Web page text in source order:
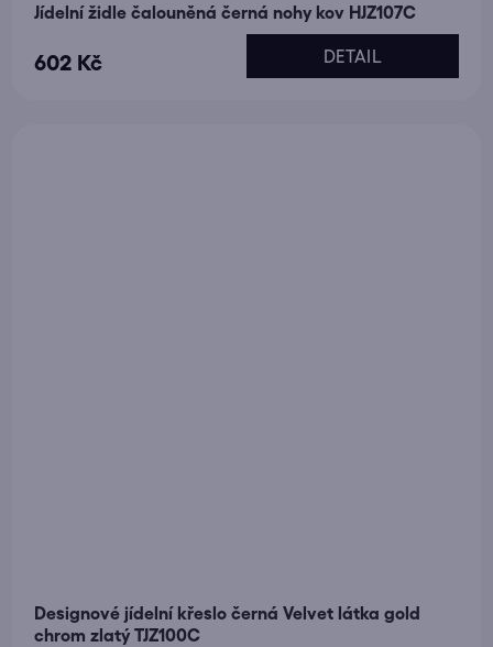
Jídelní židle čalouněná černá nohy kov HJZ107C
602 Kč DETAIL
Designové jídelní křeslo černá Velvet látka gold
chrom zlatý TJZ100C